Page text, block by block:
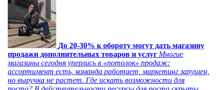
До 20-30% к обороту могут дать магазину
продажи дополнительных товаров и услуг Многие
магазины сегодня уперлись в «потолок» продаж:
ассортимент есть, команда работает, маркетинг запущен,
но выручка не растет. Где искать возможности для